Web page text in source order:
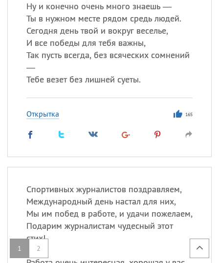
Ну и конечно очень много знаешь —
Ты в нужном месте рядом средь людей.
Сегодня день твой и вокруг веселье,
И все победы для тебя важны,
Так пусть всегда, без всяческих сомнений
—
Тебе везет без лишней суеты.
Открытка 165
Спортивных журналистов поздравляем,
Международный день настал для них,
Мы им побед в работе, и удачи пожелаем,
Подарим журналистам чудесный этот
стих!
1 2